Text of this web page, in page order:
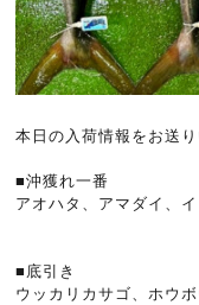
本日の入荷情報をお送り
■沖獲れ一番
アオハタ、アマダイ、イ
■底引き
ウッカリカサゴ、ホウ